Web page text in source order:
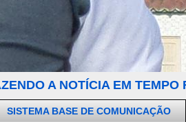
A NOTÍCIA EM TEMPO
SISTEMA BASE DE COMUNICAÇÃO